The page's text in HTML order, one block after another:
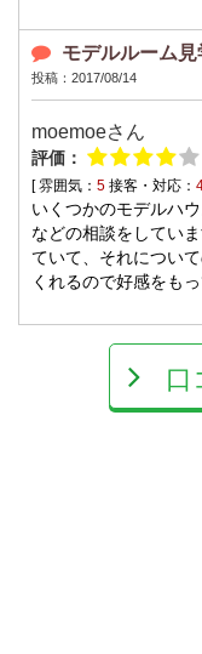
モデルルーム見
投稿：2017/08/14
moemoeさん
評価：
[ 雰囲気： 5 接客・対応：
いくつかのモデルハ
などの相談をしてい
ていて、それについ
くれるので好感をも
口